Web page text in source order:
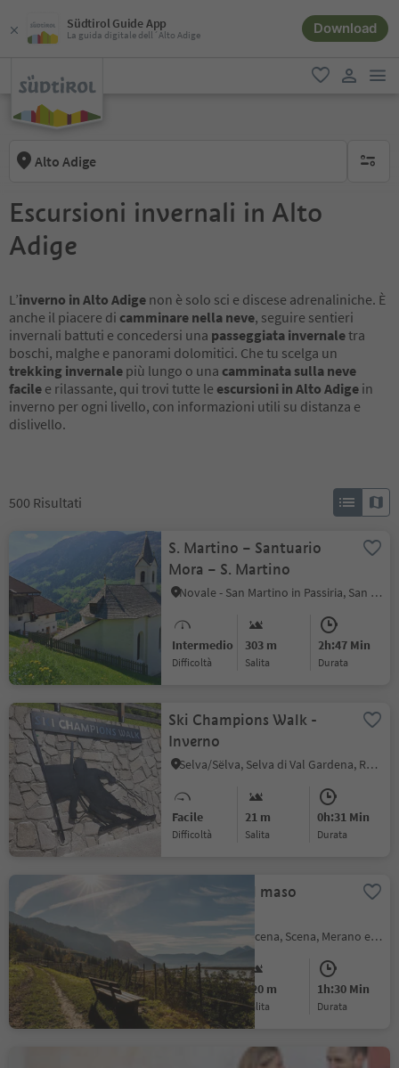
Südtirol Guide App
La guida digitale dell´Alto Adige Download
favoriti
Alto Adige
Escursioni invernali in Alto
Adige
L’inverno in Alto Adige non è solo sci e discese adrenaliniche. È
anche il piacere di camminare nella neve, seguire sentieri
invernali battuti e concedersi una passeggiata invernaletra
boschi, malghe e panorami dolomitici. Che tu scelga un
trekking invernale più lungo o una camminata sulla neve
facile e rilassante, qui trovi tutte le escursioni in Alto Adige in
inverno per ogni livello, con informazioni utili su distanza e
dislivello.
500 Risultati
S. Martino – Santuario
Mora – S. Martino
Novale - San Martino in Passiria, San Martino in Passiria, Merano e dintorni
Intermedio
Difficoltà
303 m
Salita
2h:47 Min
durata
Ski Champions Walk -
Inverno
Selva/Sëlva, Selva di Val Gardena, Regione dolomitica Val Gardena
Facile
Difficoltà
21 m
Salita
0h:31 Min
durata
Escursione al maso
San Giorgio - Scena, Scena, Merano e dintorni
Facile
Difficoltà
220 m
Salita
1h:30 Min
durata
Anterivo - Palù Longa -